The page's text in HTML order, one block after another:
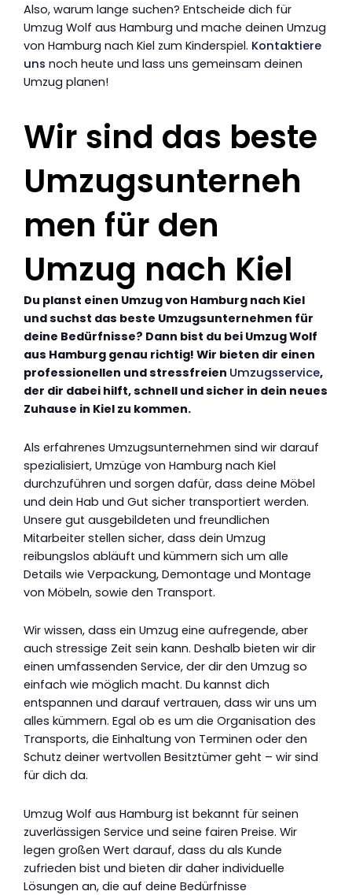
Also, warum lange suchen? Entscheide dich für
Umzug Wolf aus Hamburg und mache deinen Umzug
von Hamburg nach Kiel zum Kinderspiel. Kontaktiere
uns noch heute und lass uns gemeinsam deinen
Umzug planen!
Wir sind das beste
Umzugsunterneh
men für den
Umzug nach Kiel
Du planst einen Umzug von Hamburg nach Kiel
und suchst das beste Umzugsunternehmen für
deine Bedürfnisse? Dann bist du bei Umzug Wolf
aus Hamburg genau richtig! Wir bieten dir einen
professionellen und stressfreien Umzugsservice,
der dir dabei hilft, schnell und sicher in dein neues
Zuhause in Kiel zu kommen.
Als erfahrenes Umzugsunternehmen sind wir darauf
spezialisiert, Umzüge von Hamburg nach Kiel
durchzuführen und sorgen dafür, dass deine Möbel
und dein Hab und Gut sicher transportiert werden.
Unsere gut ausgebildeten und freundlichen
Mitarbeiter stellen sicher, dass dein Umzug
reibungslos abläuft und kümmern sich um alle
Details wie Verpackung, Demontage und Montage
von Möbeln, sowie den Transport.
Wir wissen, dass ein Umzug eine aufregende, aber
auch stressige Zeit sein kann. Deshalb bieten wir dir
einen umfassenden Service, der dir den Umzug so
einfach wie möglich macht. Du kannst dich
entspannen und darauf vertrauen, dass wir uns um
alles kümmern. Egal ob es um die Organisation des
Transports, die Einhaltung von Terminen oder den
Schutz deiner wertvollen Besitztümer geht – wir sind
für dich da.
Umzug Wolf aus Hamburg ist bekannt für seinen
zuverlässigen Service und seine fairen Preise. Wir
legen großen Wert darauf, dass du als Kunde
zufrieden bist und bieten dir daher individuelle
Lösungen an, die auf deine Bedürfnisse